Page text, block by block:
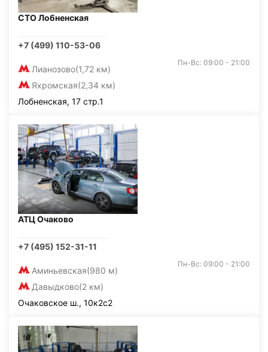
СТО Лобненская
+7 (499) 110-53-06
Лианозово(1,72 км)
Яхромская(2,34 км)
Пн-Вс: 09:00 - 21:00
Лобненская, 17 стр.1
АТЦ Очаково
+7 (495) 152-31-11
Аминьевская(980 м)
Давыдково(2 км)
Пн-Вс: 09:00 - 21:00
Очаковское ш., 10к2с2